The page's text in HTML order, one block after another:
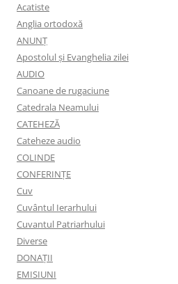
Acatiste
Anglia ortodoxă
ANUNŢ
Apostolul şi Evanghelia zilei
AUDIO
Canoane de rugaciune
Catedrala Neamului
CATEHEZĂ
Cateheze audio
COLINDE
CONFERINȚE
Cuv
Cuvântul Ierarhului
Cuvantul Patriarhului
Diverse
DONAȚII
EMISIUNI